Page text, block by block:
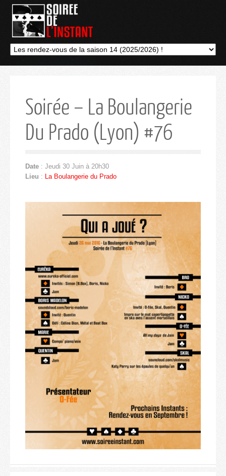
Soirée – La Boulangerie
Du Prado (Lyon) #76
Date : Jeudi 30 Juin à 20h30
Lieu : La Boulangerie du Prado